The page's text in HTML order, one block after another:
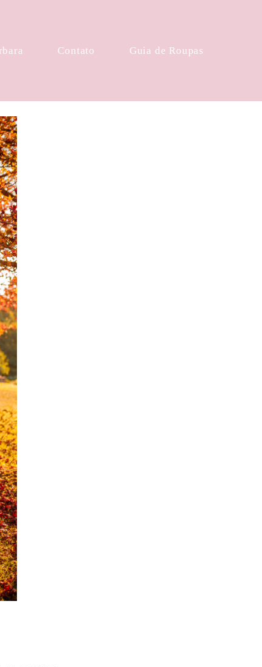
Contato Guia de Roupas